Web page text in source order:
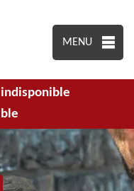
MENU
indisponible